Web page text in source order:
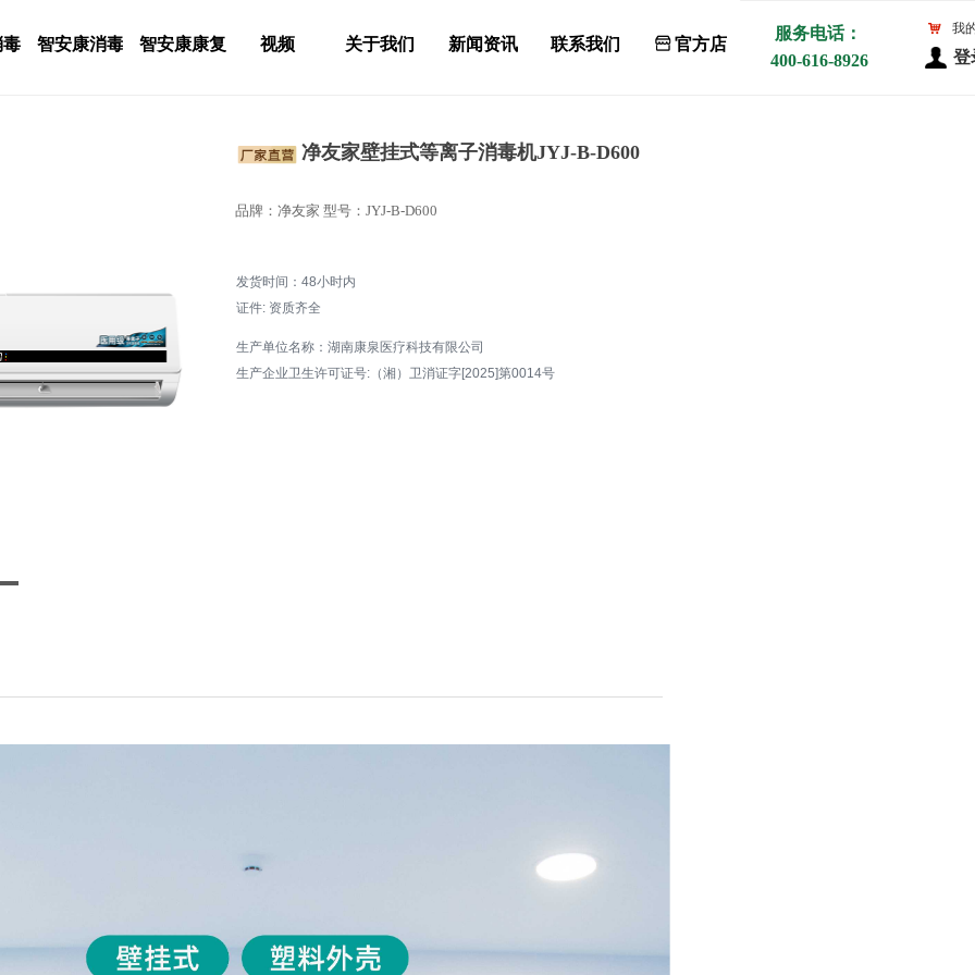
毒 智安康消毒 智安康康复 视频 关于我们 新闻资讯 联系我们 ꀰ 官方店
登
服务电话：
400-616-8926
낙 我
净友家壁挂式等离子消毒机JYJ-B-D600
发货时间：48小时内
证件: 资质齐全
生产单位名称：湖南康泉医疗科技有限公司
生产企业卫生许可证号:（湘）卫消证字[2025]第0014号
品牌：净友家 型号：JYJ-B-D600